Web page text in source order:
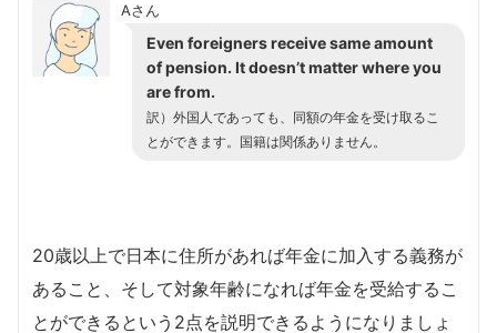
Aさん
Even foreigners receive same amount
of pension. It doesn’t matter where you
are from.
訳）外国人であっても、同額の年金を受け取るこ
とができます。国籍は関係ありません。
20歳以上で日本に住所があれば年金に加入する義務が
あること、そして対象年齢になれば年金を受給するこ
とができるという2点を説明できるようになりましょ